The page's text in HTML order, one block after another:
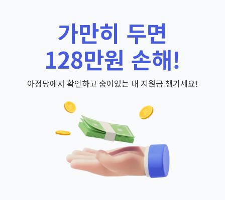
가만히 두면
128만원 손해!
아정당에서 확인하고 숨어있는 내 지원금 챙기세요!